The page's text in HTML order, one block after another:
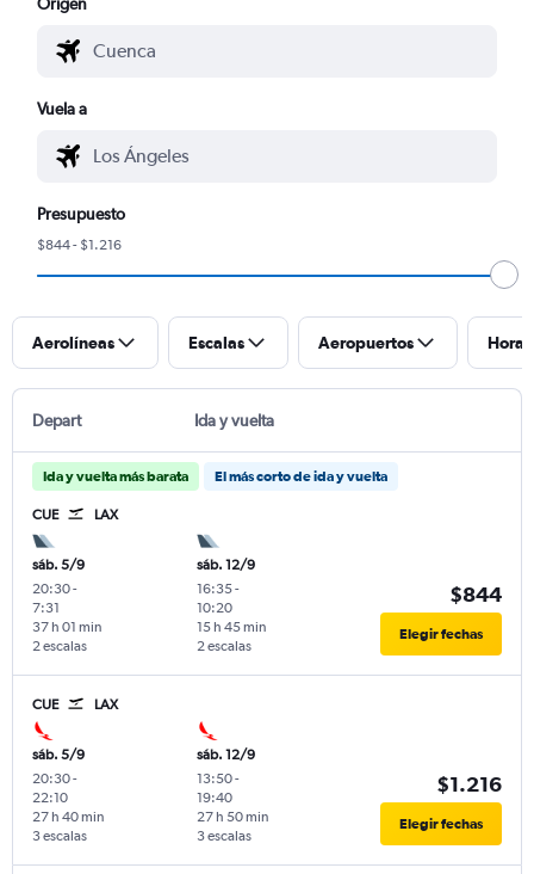
Vuela a
Presupuesto
$844 - $1.216
Aerolíneas Escalas Aeropuertos
Depart Ida y vuelta
Ida y vuelta más barata El más corto de ida y vuelta
CUE LAX
sáb. 5/9
20:30-
7:31
2 escalas
37 h 01 min
sáb. 12/9
16:35-
10:20
2 escalas
15 h 45 min
$844
Elegir fechas
CUE LAX
sáb. 5/9
20:30-
22:10
3 escalas
27 h 40 min
sáb. 12/9
13:50-
19:40
3 escalas
27 h 50 min
$1.216
Elegir fechas